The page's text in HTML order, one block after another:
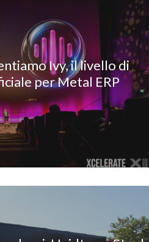
Ivy, il livello di
per Metal ERP